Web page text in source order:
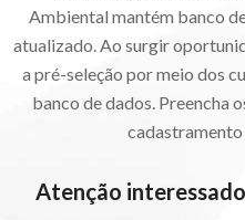
Ambiental mantém banco
atualizado. Ao surgir
a pré-seleção por meio dos
banco de dados. Preencha
Atenção